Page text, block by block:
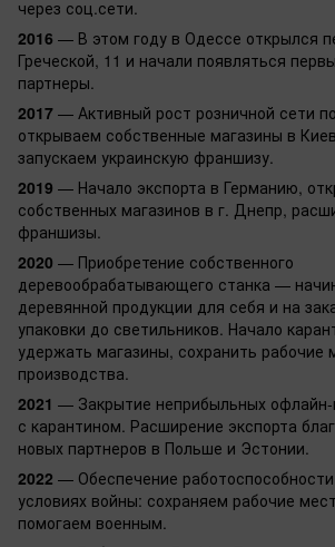
через соц.сети.
2016 — В этом году в Одессе открылся
Греческой, 11 и начали появляться
партнеры.
2017 — Активный рост розничной сети
открываем собственные магазины в
запускаем украинскую франшизу.
2019 — Начало экспорта в Германию,
собственных магазинов в г. Днепр,
франшизы.
2020 — Приобретение собственного
деревообрабатывающего станка —
деревянной продукции для себя и на
упаковки до светильников. Начало
удержать магазины, сохранить
производства.
2021 — Закрытие неприбыльных офлайн-
с карантином. Расширение экспорта
новых партнеров в Польше и Эстонии.
2022 — Обеспечение
условиях войны: сохраняем рабочие
помогаем военным.